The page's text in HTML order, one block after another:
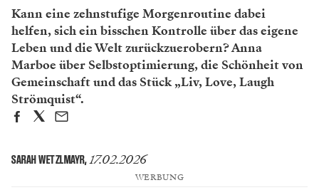
Kann eine zehnstufige Morgenroutine dabei
helfen, sich ein bisschen Kontrolle über das eigene
Leben und die Welt zurückzuerobern? Anna
Marboe über Selbstoptimierung, die Schönheit von
Gemeinschaft und das Stück „Liv, Love, Laugh
Strömquist“.
SARAH WETZLMAYR, 17.02.2026
WERBUNG